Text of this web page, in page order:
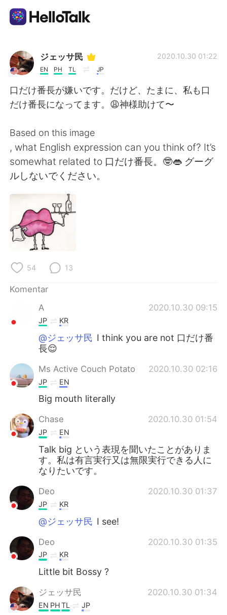
Aplikasi Pertukaran Bahasa
AI Grammar Checker
Indonesia
English 简体中文
繁體中文 Español
Deutsch
Türkçe
ジェッサ民
EN PH TL JP
2020.10.30 01:22
口だけ番長が嫌いです。だけど、たまに、私も口
だけ番長になってます。😩神様助けて〜
Based on this image
, what English expression can you think of? It’s
somewhat related to 口だけ番長。🤓👄 グーグ
ルしないでください。
54 13
Komentar
A
2020.10.30 09:15
JP KR
@ジェッサ民 I think you are not 口だけ番
長😌
Ms Active Couch Potato 2020.10.30 02:16
JP EN
Big mouth literally
Chase 2020.10.30 01:54
JP EN
Talk big という表現を聞いたことがありま
す。私は有言実行又は無限実行できる人に
なりたいです。
Deo 2020.10.30 01:37
JP KR
@ジェッサ民 I see!
Deo 2020.10.30 01:35
JP KR
Little bit Bossy ?
ジェッサ民 2020.10.30 01:34
EN PHTL JP